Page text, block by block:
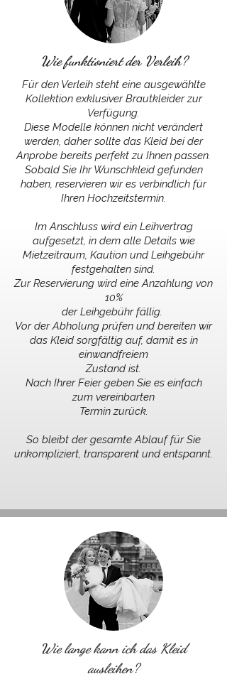
Wie funktioniert der Verleih?
Für den Verleih steht eine ausgewählte
Kollektion exklusiver Brautkleider zur
Verfügung.
Diese Modelle können nicht verändert
werden, daher sollte das Kleid bei der
Anprobe bereits perfekt zu Ihnen passen.
Sobald Sie Ihr Wunschkleid gefunden
haben, reservieren wir es verbindlich für
Ihren Hochzeitstermin.
Im Anschluss wird ein Leihvertrag
aufgesetzt, in dem alle Details wie
Mietzeitraum, Kaution und Leihgebühr
festgehalten sind.
Zur Reservierung wird eine Anzahlung von
10%
der Leihgebühr fällig.
Vor der Abholung prüfen und bereiten wir
das Kleid sorgfältig auf, damit es in
einwandfreiem
Zustand ist.
Nach Ihrer Feier geben Sie es einfach
zum vereinbarten
Termin zurück.
So bleibt der gesamte Ablauf für Sie
unkompliziert, transparent und entspannt.
Wie lange kann ich das Kleid
ausleihen?